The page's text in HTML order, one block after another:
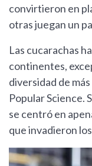
convirtieron en
otras juegan un
Las cucarachas
continentes,
diversidad de
Popular Science.
se centró en
que invadieron